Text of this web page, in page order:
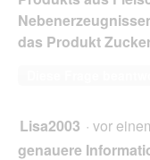
das Produkt
Lisa2003 · vor
genauere